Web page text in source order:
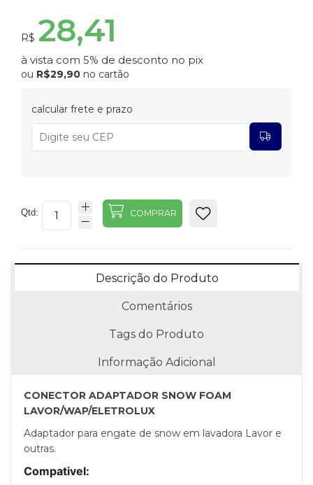
R$ 28,41
à vista com 5% de desconto no pix
ou R$29,90 no cartão
calcular frete e prazo
Qtd: COMPRAR
Descrição do Produto
Comentários
Tags do Produto
Informação Adicional
CONECTOR ADAPTADOR SNOW FOAM
LAVOR/WAP/ELETROLUX
Adaptador para engate de snow em lavadora Lavor e
outras.
Compativel: